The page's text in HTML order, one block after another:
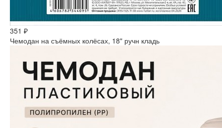
351 ₽
Чемодан на съёмных колёсах, 18" ручн кладь